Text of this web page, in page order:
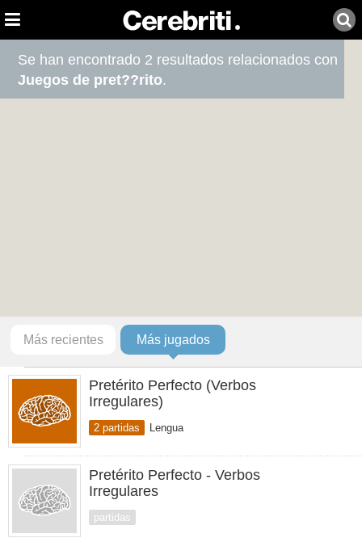
Se han encontrado 2 resultados relacionados con
Juegos de pret??rito.
Más recientes Más jugados
Pretérito Perfecto (Verbos
Irregulares)
2 partidas Lengua
Pretérito Perfecto - Verbos
Irregulares
partidas